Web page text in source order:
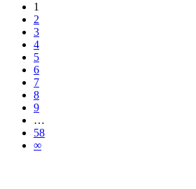
1
2
3
4
5
6
7
8
9
…
58
∞